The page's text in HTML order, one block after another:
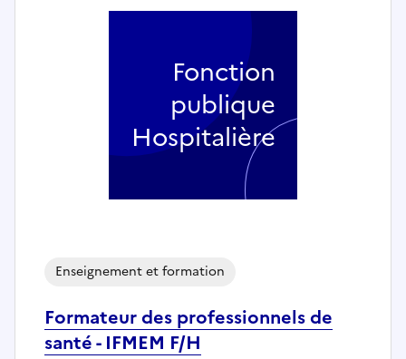
Formateur des professionnels de
santé - IFMEM F/H
Enseignement et formation
Fonction
publique
Hospitalière